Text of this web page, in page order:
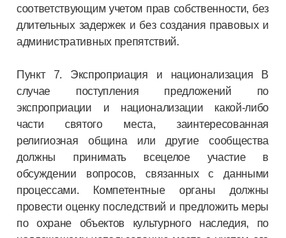
соответствующим учетом прав собственности, без
длительных задержек и без создания правовых и
административных препятствий.
Пункт 7. Экспроприация и национализация В
случае поступления предложений по
экспроприации и национализации какой-либо
части святого места, заинтересованная
религиозная община или другие сообщества
должны принимать всецелое участие в
обсуждении вопросов, связанных с данными
процессами. Компетентные органы должны
провести оценку последствий и предложить меры
по охране объектов культурного наследия, по